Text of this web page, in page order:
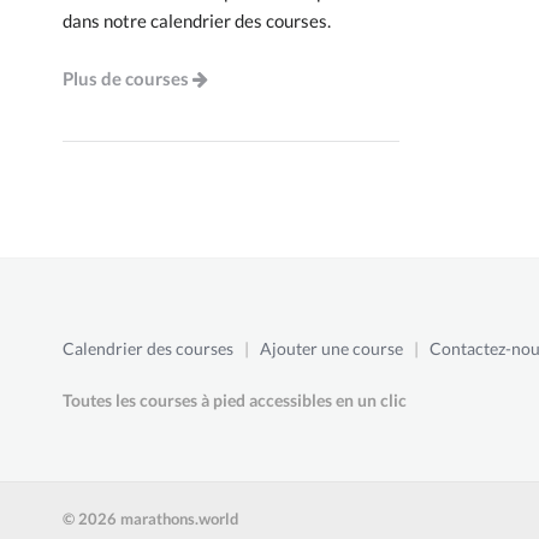
dans notre calendrier des courses.
Plus de courses
Calendrier des courses | Ajouter une course | Contactez-
Toutes les courses à pied accessibles en un clic
© 2026 marathons.world